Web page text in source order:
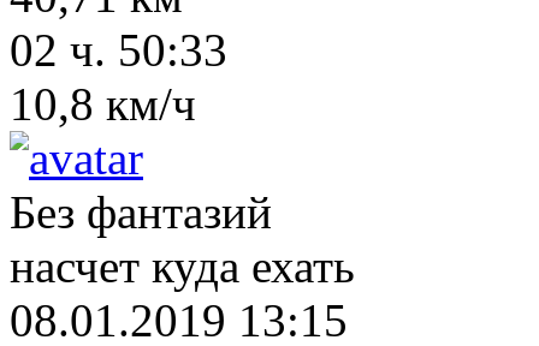
02 ч. 50:33
10,8 км/ч
Без фантазий
насчет куда ехать
08.01.2019 13:15